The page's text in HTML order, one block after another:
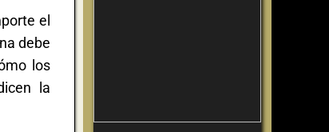
el
debe
los
la